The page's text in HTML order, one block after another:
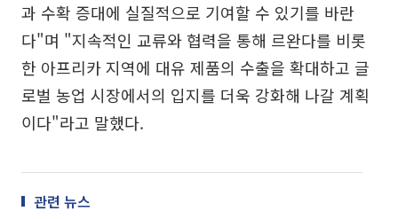
과 수확 증대에 실질적으로 기여할 수 있기를 바란
다"며 "지속적인 교류와 협력을 통해 르완다를 비롯
한 아프리카 지역에 대유 제품의 수출을 확대하고 글
로벌 농업 시장에서의 입지를 더욱 강화해 나갈 계획
이다"라고 말했다.
관련 뉴스